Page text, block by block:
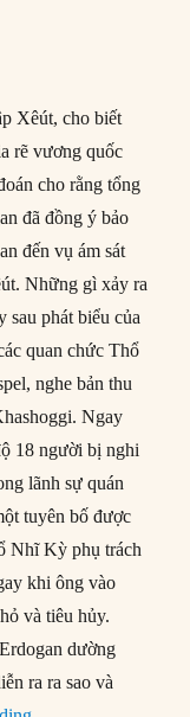
Xêút, cho biết
rẽ vương quốc
cho rằng tổng
đã đồng ý bảo
đến vụ ám sát
Những gì xảy ra
sau phát biểu của
quan chức Thổ
nghe bản thu
Ngay
18 người bị nghi
lãnh sự quán
tuyên bố được
Nhĩ Kỳ phụ trách
khi ông vào
và tiêu hủy.
dường
ra ra sao và